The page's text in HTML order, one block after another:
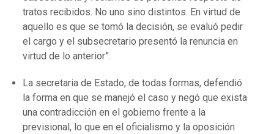
tratos recibidos. No uno sino distintos. En virtud de
aquello es que se tomó la decisión, se evaluó pedir
el cargo y el subsecretario presentó la renuncia en
virtud de lo anterior”.
La secretaria de Estado, de todas formas, defendió
la forma en que se manejó el caso y negó que exista
una contradicción en el gobierno frente a la
previsional, lo que en el oficialismo y la oposición